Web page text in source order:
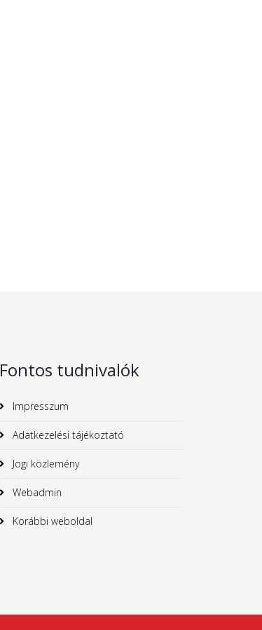
Fontos tudnivalók
Impresszum
Adatkezelési tájékoztató
Jogi közlemény
Webadmin
Korábbi weboldal